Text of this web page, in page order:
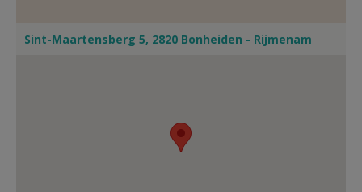
Sint-Maartensberg 5, 2820 Bonheiden - Rijmenam